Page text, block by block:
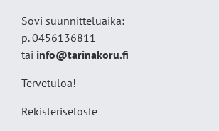
Sovi suunnitteluaika:
p. 0456136811
tai info@tarinakoru.fi
Tervetuloa!
Rekisteriseloste